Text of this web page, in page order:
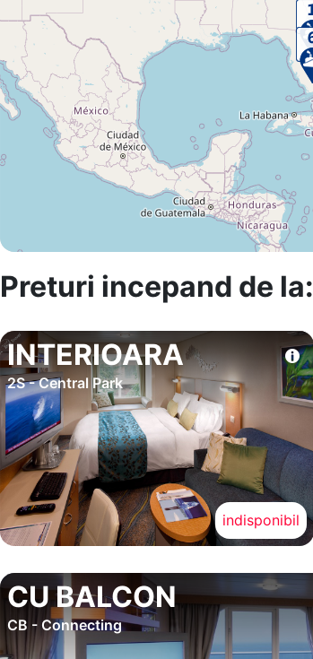
Preturi incepand de la:
INTERIOARA
2S - Central Park
indisponibil
CU BALCON
CB - Connecting